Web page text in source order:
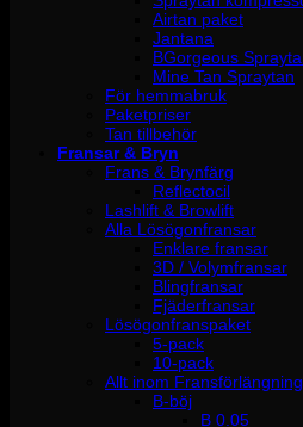
Airtan paket
Jantana
BGorgeous
Mine Tan Spraytan
För hemmabruk
Paketpriser
Tan tillbehör
Fransar & Bryn
Frans & Brynfärg
Reflectocil
Lashlift & Browlift
Alla Lösögonfransar
Enklare fransar
3D / Volymfransar
Blingfransar
Fjäderfransar
Lösögonfranspaket
5-pack
10-pack
Allt inom Fransförlängning
B-böj
B 0.05